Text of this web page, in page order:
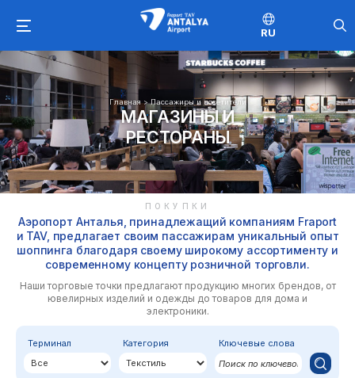
RU
Главная>Пассажиры и посетители
МАГАЗИНЫ И
РЕСТОРАНЫ
ПОКУПКИ
Аэропорт Анталья, принадлежащий компаниям Fraport
и TAV, предлагает своим пассажирам уникальный опыт
шоппинга благодаря своему широкому ассортименту и
современному концепту розничной торговли.
Наши торговые точки предлагают продукцию многих брендов, от
ювелирных изделий и одежды до товаров для дома и
электроники.
Терминал Категория Ключевые слова